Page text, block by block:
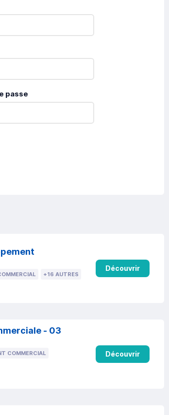
passe
+16 AUTRES
Découvrir
- 03
COMMERCIAL
Découvrir